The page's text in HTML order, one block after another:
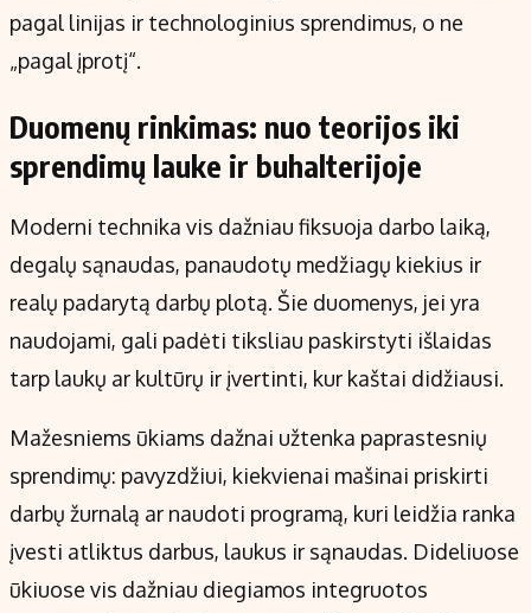
pagal linijas ir technologinius sprendimus, o ne
„pagal įprotį“.
Duomenų rinkimas: nuo teorijos iki
sprendimų lauke ir buhalterijoje
Moderni technika vis dažniau fiksuoja darbo laiką,
degalų sąnaudas, panaudotų medžiagų kiekius ir
realų padarytą darbų plotą. Šie duomenys, jei yra
naudojami, gali padėti tiksliau paskirstyti išlaidas
tarp laukų ar kultūrų ir įvertinti, kur kaštai didžiausi.
Mažesniems ūkiams dažnai užtenka paprastesnių
sprendimų: pavyzdžiui, kiekvienai mašinai priskirti
darbų žurnalą ar naudoti programą, kuri leidžia ranka
įvesti atliktus darbus, laukus ir sąnaudas. Dideliuose
ūkiuose vis dažniau diegiamos integruotos